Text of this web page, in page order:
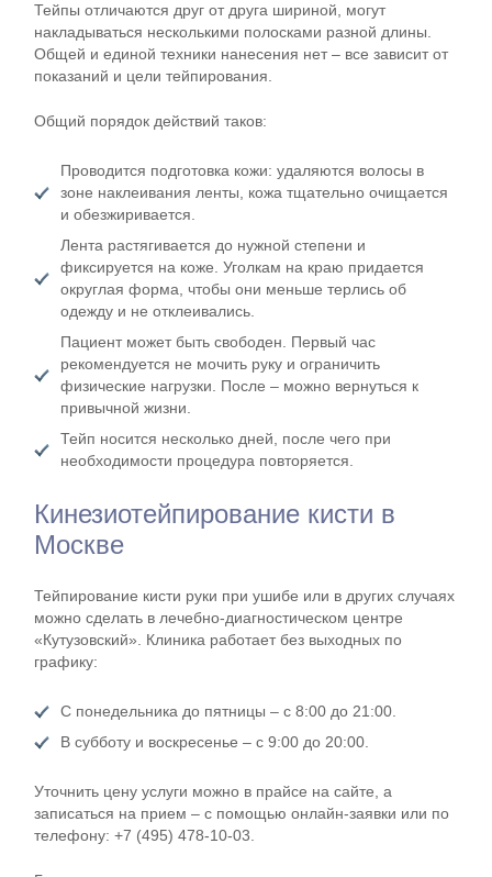
Тейпы отличаются друг от друга шириной, могут
накладываться несколькими полосками разной длины.
Общей и единой техники нанесения нет – все зависит от
показаний и цели тейпирования.
Общий порядок действий таков:
Проводится подготовка кожи: удаляются волосы в
зоне наклеивания ленты, кожа тщательно очищается
и обезжиривается.
Лента растягивается до нужной степени и
фиксируется на коже. Уголкам на краю придается
округлая форма, чтобы они меньше терлись об
одежду и не отклеивались.
Пациент может быть свободен. Первый час
рекомендуется не мочить руку и ограничить
физические нагрузки. После – можно вернуться к
привычной жизни.
Тейп носится несколько дней, после чего при
необходимости процедура повторяется.
Кинезиотейпирование кисти в
Москве
Тейпирование кисти руки при ушибе или в других случаях
можно сделать в лечебно-диагностическом центре
«Кутузовский». Клиника работает без выходных по
графику:
С понедельника до пятницы – с 8:00 до 21:00.
В субботу и воскресенье – с 9:00 до 20:00.
Уточнить цену услуги можно в прайсе на сайте, а
записаться на прием – с помощью онлайн-заявки или по
телефону: +7 (495) 478-10-03.